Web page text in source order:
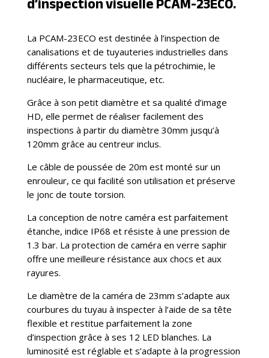
La PCAM-23ECO est destinée à l’inspection de
canalisations et de tuyauteries industrielles dans
différents secteurs tels que la pétrochimie, le
nucléaire, le pharmaceutique, etc.
Grâce à son petit diamètre et sa qualité d’image
HD, elle permet de réaliser facilement des
inspections à partir du diamètre 30mm jusqu’à
120mm grâce au centreur inclus.
Le câble de poussée de 20m est monté sur un
enrouleur, ce qui facilité son utilisation et préserve
le jonc de toute torsion.
La conception de notre caméra est parfaitement
étanche, indice IP68 et résiste à une pression de
1.3 bar. La protection de caméra en verre saphir
offre une meilleure résistance aux chocs et aux
rayures.
Le diamètre de la caméra de 23mm s’adapte aux
courbures du tuyau à inspecter à l’aide de sa tête
flexible et restitue parfaitement la zone
d’inspection grâce à ses 12 LED blanches. La
luminosité est réglable et s’adapte à la progression